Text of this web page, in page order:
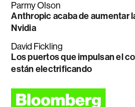
Parmy Olson
Anthropic acaba de aumentar
Nvidia
David Fickling
Los puertos que impulsan el
están electrificando